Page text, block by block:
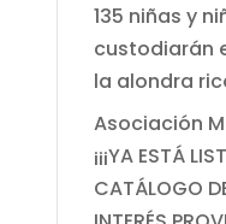
135 niñas y
custodiarán
la alondra
Asociación
¡¡¡YA ESTÁ
CATÁLOGO